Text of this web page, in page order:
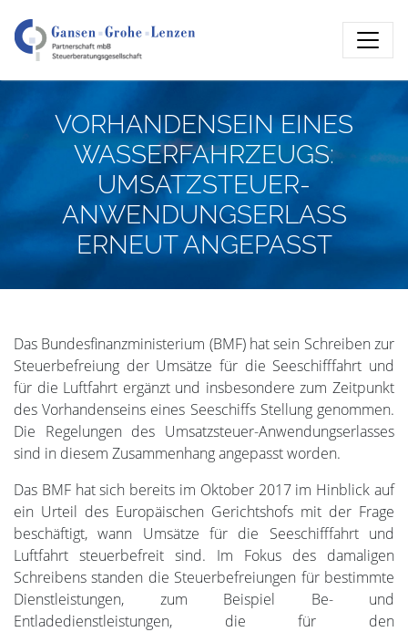
VORHANDENSEIN EINES
WASSERFAHRZEUGS:
UMSATZSTEUER-
ANWENDUNGSERLASS
ERNEUT ANGEPASST
Das Bundesfinanzministerium (BMF) hat sein Schreiben zur
Steuerbefreiung der Umsätze für die Seeschifffahrt und
für die Luftfahrt ergänzt und insbesondere zum Zeitpunkt
des Vorhandenseins eines Seeschiffs Stellung genommen.
Die Regelungen des Umsatzsteuer-Anwendungserlasses
sind in diesem Zusammenhang angepasst worden.
Das BMF hat sich bereits im Oktober 2017 im Hinblick auf
ein Urteil des Europäischen Gerichtshofs mit der Frage
beschäftigt, wann Umsätze für die Seeschifffahrt und
Luftfahrt steuerbefreit sind. Im Fokus des damaligen
Schreibens standen die Steuerbefreiungen für bestimmte
Dienstleistungen, zum Beispiel Be- und
Entladedienstleistungen, die für den